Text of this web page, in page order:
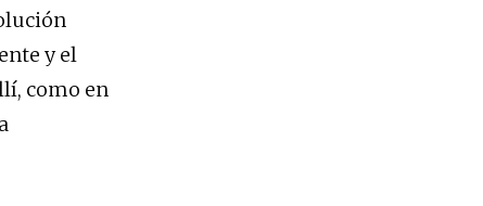
y el
como en